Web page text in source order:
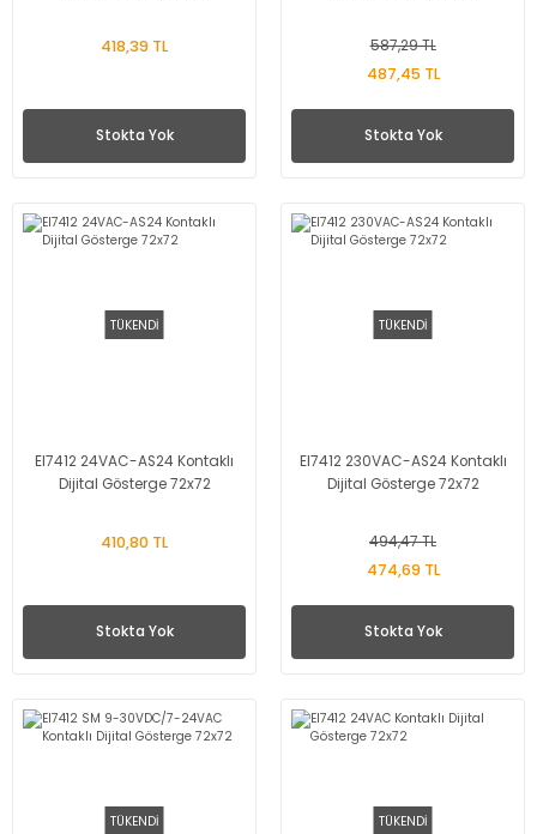
418,39 TL
Stokta Yok
587,29 TL
487,45 TL
Stokta Yok
TÜKENDİ
EI7412 24VAC-AS24 Kontaklı
Dijital Gösterge 72x72
410,80 TL
Stokta Yok
TÜKENDİ
EI7412 230VAC-AS24 Kontaklı
Dijital Gösterge 72x72
494,47 TL
474,69 TL
Stokta Yok
TÜKENDİ TÜKENDİ